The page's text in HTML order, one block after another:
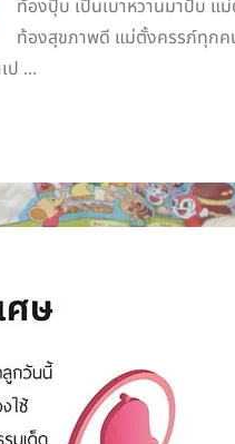
ท้องปุ๊บ เป็นเบาหวานมาปั๊บ แ
ท้องสุขภาพดี แม่ตั้งครรภ์ทุกค
ป ...